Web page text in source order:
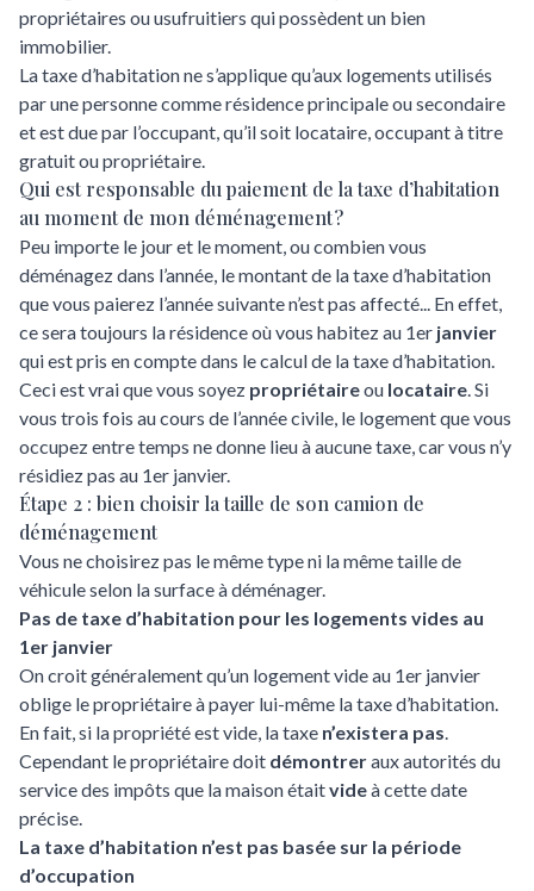
propriétaires ou usufruitiers qui possèdent un bien
immobilier.
La taxe d’habitation ne s’applique qu’aux logements utilisés
par une personne comme résidence principale ou secondaire
et est due par l’occupant, qu’il soit locataire, occupant à titre
gratuit ou propriétaire.
Qui est responsable du paiement de la taxe d’habitation
au moment de mon déménagement ?
Peu importe le jour et le moment, ou combien vous
déménagez dans l’année, le montant de la taxe d’habitation
que vous paierez l’année suivante n’est pas affecté... En effet,
ce sera toujours la résidence où vous habitez au 1er janvier
qui est pris en compte dans le calcul de la taxe d’habitation.
Ceci est vrai que vous soyez propriétaireou locataire. Si
vous trois fois au cours de l’année civile, le logement que vous
occupez entre temps ne donne lieu à aucune taxe, car vous n’y
résidiez pas au 1er janvier.
Étape 2 : bien choisir la taille de son camion de
déménagement
Vous ne choisirez pas le même type ni la même taille de
véhicule selon la surface à déménager.
Pas de taxe d’habitation pour les logements vides au
1er janvier
On croit généralement qu’un logement vide au 1er janvier
oblige le propriétaire à payer lui-même la taxe d’habitation.
En fait, si la propriété est vide, la taxe n’existera pas.
Cependant le propriétaire doit démontreraux autorités du
service des impôts que la maison étaitvideà cette date
précise.
La taxe d’habitation n’est pas basée sur la période
d’occupation